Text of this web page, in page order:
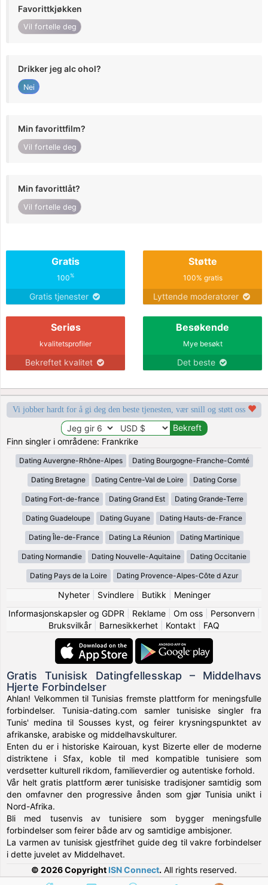
Favorittkjøkken
Vil fortelle deg
Drikker jeg alc ohol?
Nei
Min favorittfilm?
Vil fortelle deg
Min favorittlåt?
Vil fortelle deg
Gratis
100%
Gratis tjenester
Støtte
100% gratis
Lyttende moderatorer
Seriøs
kvalitetsprofiler
Bekreftet kvalitet
Besøkende
Mye besøkt
Det beste
Vi jobber hardt for å gi deg den beste tjenesten, vær snill og støtt oss
Finn singler i områdene: Frankrike
Dating Auvergne-Rhône-Alpes Dating Bourgogne-Franche-Comté
Dating Bretagne Dating Centre-Val de Loire Dating Corse
Dating Fort-de-france Dating Grand Est Dating Grande-Terre
Dating Guadeloupe Dating Guyane Dating Hauts-de-France
Dating Île-de-France Dating La Réunion Dating Martinique
Dating Normandie Dating Nouvelle-Aquitaine Dating Occitanie
Dating Pays de la Loire Dating Provence-Alpes-Côte d Azur
Nyheter| Svindlere| Butikk
Meninger
Informasjonskapsler og GDPR
Reklame| Om oss| Personvern|
Bruksvilkår
Barnesikkerhet Kontakt FAQ
Gratis Tunisisk Datingfellesskap – Middelhavs
Hjerte Forbindelser
Ahlan! Velkommen til Tunisias fremste plattform for meningsfulle
forbindelser. Tunisia-dating.com samler tunisiske singler fra
Tunis' medina til Sousses kyst, og feirer krysningspunktet av
afrikanske, arabiske og middelhavskulturer.
Enten du er i historiske Kairouan, kyst Bizerte eller de moderne
distriktene i Sfax, koble til med kompatible tunisiere som
verdsetter kulturell rikdom, familieverdier og autentiske forhold.
Vår helt gratis plattform ærer tunisiske tradisjoner samtidig som
den omfavner den progressive ånden som gjør Tunisia unikt i
Nord-Afrika.
Bli med tusenvis av tunisiere som bygger meningsfulle
forbindelser som feirer både arv og samtidige ambisjoner.
La varmen av tunisisk gjestfrihet guide deg til vakre forbindelser
i dette juvelet av Middelhavet.
© 2026 Copyright ISN Connect. All rights reserved.